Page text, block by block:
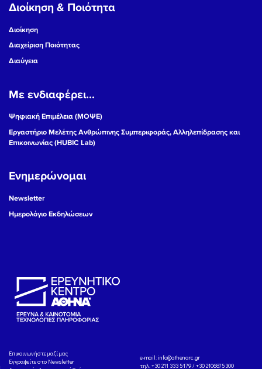
Διοίκηση & Ποιότητα
Διοίκηση
Διαχείριση Ποιότητας
Διαύγεια
Με ενδιαφέρει...
Ψηφιακή Επιμέλεια (ΜΟΨΕ)
Εργαστήριο Μελέτης Ανθρώπινης Συμπεριφοράς, Αλληλεπίδρασης και
Επικοινωνίας (HUBIC Lab)
Ενημερώνομαι
Newsletter
Ημερολόγιο Εκδηλώσεων
Eπικοινωνήστε μαζί μας
Εγγραφείτε στο Newsletter
e-mail: info@athenarc.gr
τηλ. +30 211 333 5179 / +30 2106875300